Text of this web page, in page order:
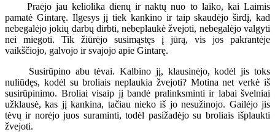
Praėjo jau keliolika dienų ir naktų nuo to laiko, kai Laimis
pamatė Gintarę. Ilgesys jį tiek kankino ir taip skaudėjo širdį, kad
nebegalėjo jokių darbų dirbti, nebeplaukė žvejoti, nebegalėjo valgyti
nei miegoti. Tik žiūrėjo susimąstęs į jūrą, vis jos pakrantėje
vaikščiojo, galvojo ir svajojo apie Gintarę.
Susirūpino abu tėvai. Kalbino jį, klausinėjo, kodėl jis toks
nuliūdęs, kodėl su broliais neplaukia žvejoti? Motina net verkė iš
susirūpinimo. Broliai visaip jį bandė pralinksminti ir labai švelniai
užklausė, kas jį kankina, tačiau nieko iš jo nesužinojo. Gailėjo jis
tėvų ir norėjo juos suraminti, todėl pasižadėjo su broliais išplaukti
žvejoti.